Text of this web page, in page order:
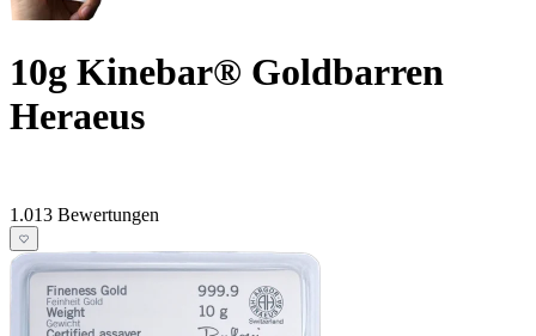
10g Kinebar® Goldbarren
Heraeus
1.013 Bewertungen